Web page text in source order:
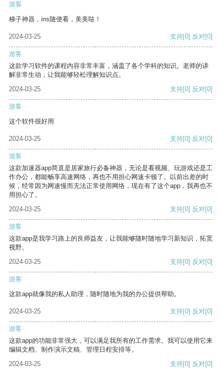
游客
梯子神器，ins随便看，美美哒！
2024-03-25 支持[0] 反对[0]
游客
这款学习软件的课程内容非常丰富，涵盖了各个学科的知识。老师的讲
解非常生动，让我能够轻松理解知识点。
2024-03-25
支持[0] 反对[0]
游客
这个软件很好用
2024-03-25 支持[0] 反对[0]
游客
这款加速器app简直是居家旅行必备神器，无论是看视频、玩游戏还是工
作办公，都能畅享高速网络，再也不用担心网速卡顿了。以前出差的时
候，经常因为网速慢而无法正常使用网络，现在有了这个app，我再也不
用担心了。
2024-03-25
支持[0] 反对[0]
游客
这款app是我学习路上的良师益友，让我能够随时随地学习新知识，拓宽
视野。
2024-03-25
支持[0] 反对[0]
游客
这款app就像我的私人助理，随时随地为我的办公提供帮助。
2024-03-25 支持[0] 反对[0]
游客
这款app的功能非常强大，可以满足我所有的工作需求。我可以使用它来
编辑文档、制作演示文稿、管理日程安排等。
2024-03-25
支持[0] 反对[0]